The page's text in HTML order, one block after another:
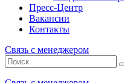
Пресс-Центр
Вакансии
Контакты
Связь с менеджером